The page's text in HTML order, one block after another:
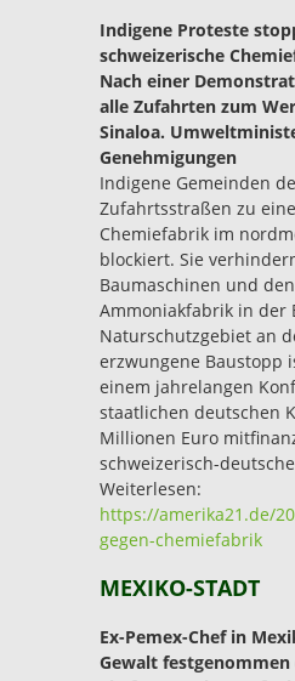
Indigene Proteste
schweizerische
Nach einer
alle Zufahrten zum
Sinaloa.
Genehmigungen
Indigene Gemeinden
Zufahrtsstraßen zu
Chemiefabrik im
blockiert. Sie
Baumaschinen und
Ammoniakfabrik in der
Naturschutzgebiet an
erzwungene Baustopp
einem jahrelangen
staatlichen deutschen
Millionen Euro
schweizerisch-
Weiterlesen:
https://amerika21.de/
gegen-chemiefabrik
MEXIKO-STADT
Ex-Pemex-Chef in
Gewalt festgenommen